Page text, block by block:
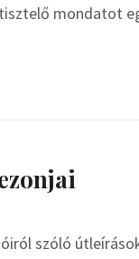
mondatot
szóló